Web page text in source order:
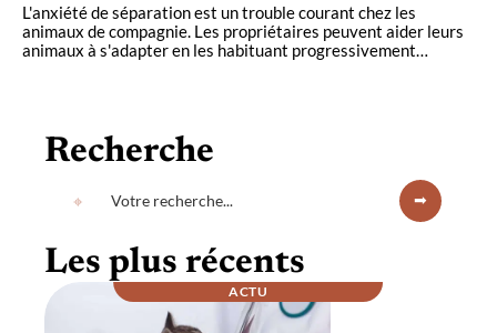
L'anxiété de séparation est un trouble courant chez les
animaux de compagnie. Les propriétaires peuvent aider leurs
animaux à s'adapter en les habituant progressivement…
Recherche
Les plus récents
ACTU